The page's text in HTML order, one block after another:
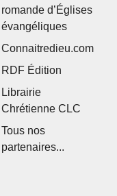
romande d’Églises
évangéliques
Connaitredieu.com
RDF Édition
Librairie
Chrétienne CLC
Tous nos
partenaires...